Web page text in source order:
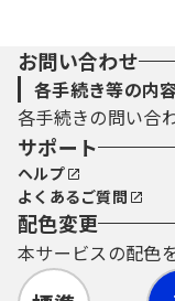
お問い合わせ
各手続き等の内
各手続きの問い合
サポート
ヘルプ
よくあるご質問
配色変更
本サービスの配色